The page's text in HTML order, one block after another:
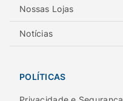
Nossas Lojas
Notícias
POLÍTICAS